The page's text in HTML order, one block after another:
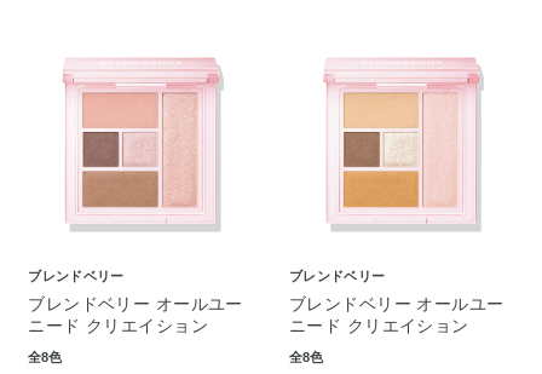
ブレンドベリー
ブレンドベリー オールユー
ニード クリエイション
全8色
ブレンドベリー
ブレンドベリー オールユー
ニード クリエイション
全8色